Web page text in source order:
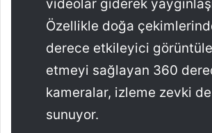
videolar giderek
Özellikle doğa
derece etkileyici
etmeyi sağlayan 360
kameralar, izleme zevki de
sunuyor.